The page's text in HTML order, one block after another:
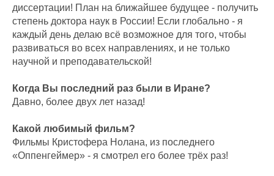
диссертации! План на ближайшее будущее - получить
степень доктора наук в России! Если глобально - я
каждый день делаю всё возможное для того, чтобы
развиваться во всех направлениях, и не только
научной и преподавательской!
Когда Вы последний раз были в Иране?
Давно, более двух лет назад!
Какой любимый фильм?
Фильмы Кристофера Нолана, из последнего
«Оппенгеймер» - я смотрел его более трёх раз!